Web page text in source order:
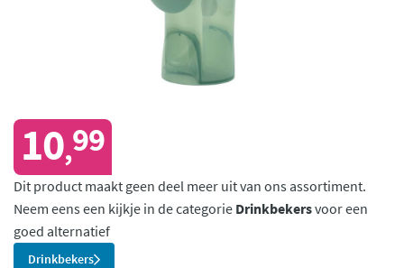
10,99
Dit product maakt geen deel meer uit van ons assortiment.
Neem eens een kijkje in de categorie Drinkbekersvoor een
goed alternatief
Drinkbekers